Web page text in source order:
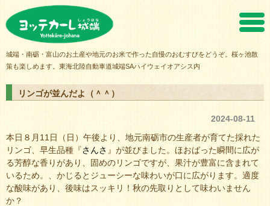
城端・南砺・富山のお土産や地元のお米で作った自慢のおむすびをどうぞ。桜ヶ池散
策も楽しめます。東海北陸自動車道城端SAハイウェイオアシス内
リンゴが並んだよ（＾＾）
2024-08-11
本日８月11日（日）午後より、地元南砺市の生産者が育てた採れた
リンゴ、早生品種『さんさ 』が並びました。ほおばった瞬間に広が
る芳醇な香りがあり、固めのリンゴですが、果汁が豊富に含まれて
いるため。、かじるとジューシーな味わいが口に広がります。適度
な酸味があり、後味はスッキリ！秋の先取りとして味わいません
か？